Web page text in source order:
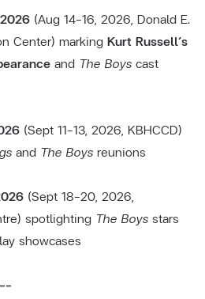
(Aug 14–16, 2026, Donald E.
Center) marking Kurt Russell’s
and The Boys cast
(Sept 11–13, 2026, KBHCCD)
and The Boys reunions
(Sept 18–20, 2026,
spotlighting The Boys stars
showcases